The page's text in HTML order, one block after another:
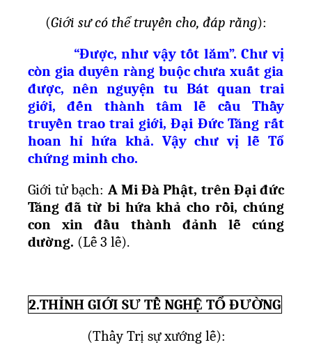
(Giới sưcó thểtruyền cho, đáp rằng):
“Được, như vậy tốt lắm”. Chư vị
còn gia duyên ràng buộc chưa xuất gia
được, nên nguyện tu Bát quan trai
giới, đến thành tâm lễ cầu Thầy
truyền trao trai giới, Đại Đức Tăng rất
hoan hỉhứa khả. Vậy chư vị lễ Tổ
chứng minh cho.
Giới tửbạch: A Mi Đà Phật, trên Đại đức
Tăng đã từbi hứa khả cho rồi, chúng
con xin đầu thành đảnh lễ cúng
dường. (Lễ 3 lễ).
2.THỈNH GIỚI SƯ TỀ NGHỆ TỔ ĐƯỜNG
(Thầy Trịsựxướng lễ):